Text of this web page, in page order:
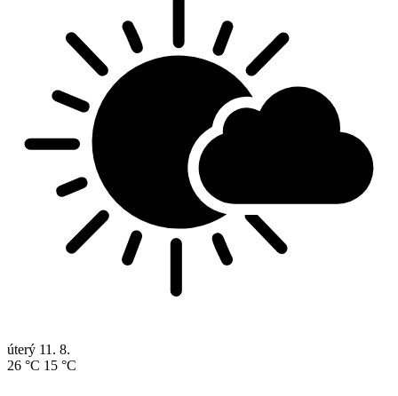
úterý 11. 8.
26 °C 15 °C